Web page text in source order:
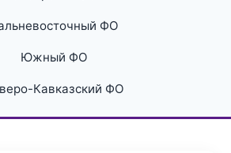
ФО
Южный ФО
Кавказский ФО